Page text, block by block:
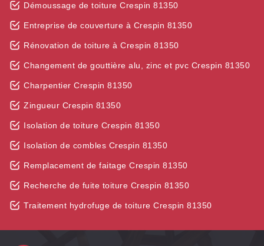
Démoussage de toiture Crespin 81350
Entreprise de couverture à Crespin 81350
Rénovation de toiture à Crespin 81350
Changement de gouttière alu, zinc et pvc Crespin 81350
Charpentier Crespin 81350
Zingueur Crespin 81350
Isolation de toiture Crespin 81350
Isolation de combles Crespin 81350
Remplacement de faitage Crespin 81350
Recherche de fuite toiture Crespin 81350
Traitement hydrofuge de toiture Crespin 81350